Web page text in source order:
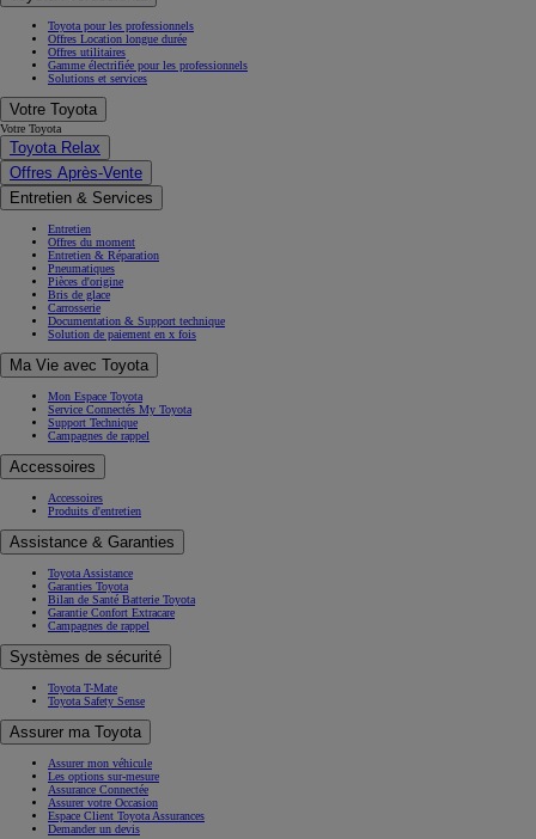
Toyota pour les professionnels
Offres Location longue durée
Offres utilitaires
Gamme électrifiée pour les professionnels
Solutions et services
Votre Toyota
Votre Toyota
Toyota Relax
Offres Après-Vente
Entretien & Services
Entretien
Offres du moment
Entretien & Réparation
Pneumatiques
Pièces d'origine
Bris de glace
Carrosserie
Documentation & Support technique
Solution de paiement en x fois
Ma Vie avec Toyota
Mon Espace Toyota
Service Connectés My Toyota
Support Technique
Campagnes de rappel
Accessoires
Accessoires
Produits d'entretien
Assistance & Garanties
Toyota Assistance
Garanties Toyota
Bilan de Santé Batterie Toyota
Garantie Confort Extracare
Campagnes de rappel
Systèmes de sécurité
Toyota T-Mate
Toyota Safety Sense
Assurer ma Toyota
Assurer mon véhicule
Les options sur-mesure
Assurance Connectée
Assurer votre Occasion
Espace Client Toyota Assurances
Demander un devis